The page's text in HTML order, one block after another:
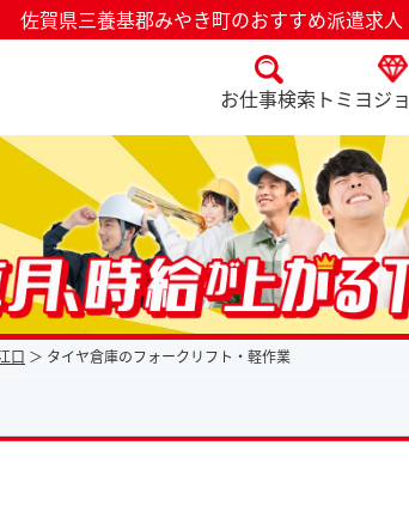
佐賀県三養基郡みやき町のおすすめ派遣求人
お仕事検索 トミヨジ
口 タイヤ倉庫のフォークリフト・軽作業